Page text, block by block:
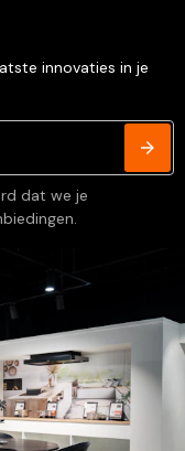
innovaties in je
dat we je